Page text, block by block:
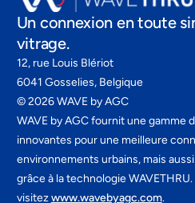
WAVE by AGC fournit une gamme
innovantes pour une meilleure
environnements urbains, mais
grâce à la technologie
visitezwww.wavebyagc.com.
Un connexion en toute
vitrage.
12, rue Louis Blériot
6041 Gosselies, Belgique
©2026WAVE by AGC